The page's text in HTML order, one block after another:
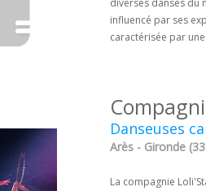
diverses danses du
influencé par ses
caractérisée par
Danseuses
Arès - Gironde
La compagnie